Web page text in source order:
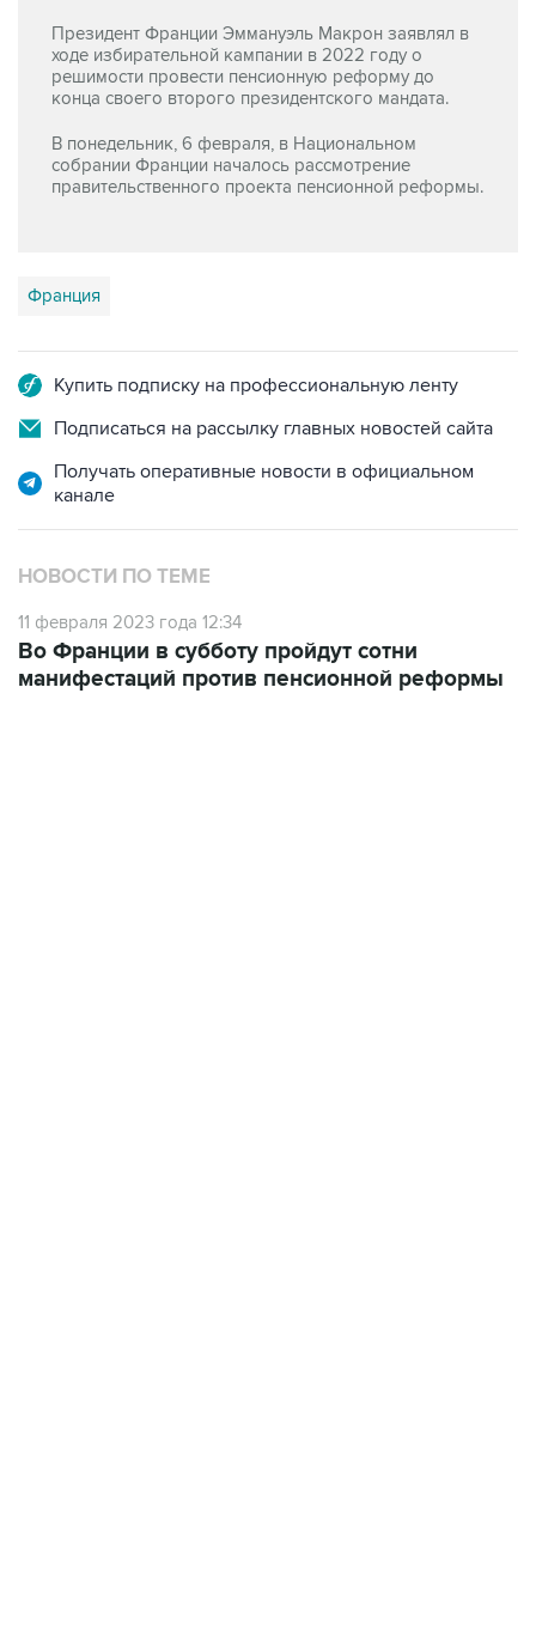
Президент Франции Эммануэль Макрон заявлял в
ходе избирательной кампании в 2022 году о
решимости провести пенсионную реформу до
конца своего второго президентского мандата.
В понедельник, 6 февраля, в Национальном
собрании Франции началось рассмотрение
правительственного проекта пенсионной реформы.
Франция
Купить подписку на профессиональную ленту
Подписаться на рассылку главных новостей сайта
Получать оперативные новости в официальном
канале
НОВОСТИ ПО ТЕМЕ
11 февраля 2023 года 12:34
Во Франции в субботу пройдут сотни
манифестаций против пенсионной реформы